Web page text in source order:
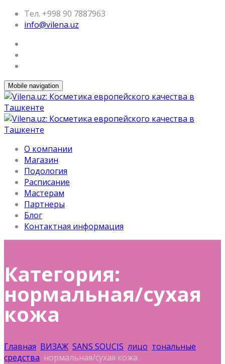
Тел. +998 90 7887963
info@vilena.uz
Mobile navigation
О компании
Магазин
Подология
Расписание
Мастерам
Партнеры
Блог
Контактная информация
Категория:
нормальная/cухая
кожа
Главная ВИЗАЖ SANS SOUCIS лицо тональные
средства нормальная/cухая кожа